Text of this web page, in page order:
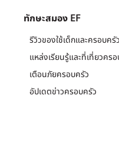
ทักษะสมอง EF
รีวิวของใช้เด็กและครอบครัว
แหล่งเรียนรู้และที่เที่ยวคร
เตือนภัยครอบครัว
อัปเดตข่าวครอบครัว